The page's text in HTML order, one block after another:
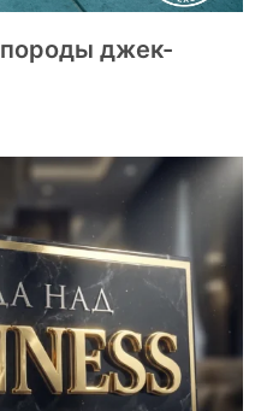
породы джек-